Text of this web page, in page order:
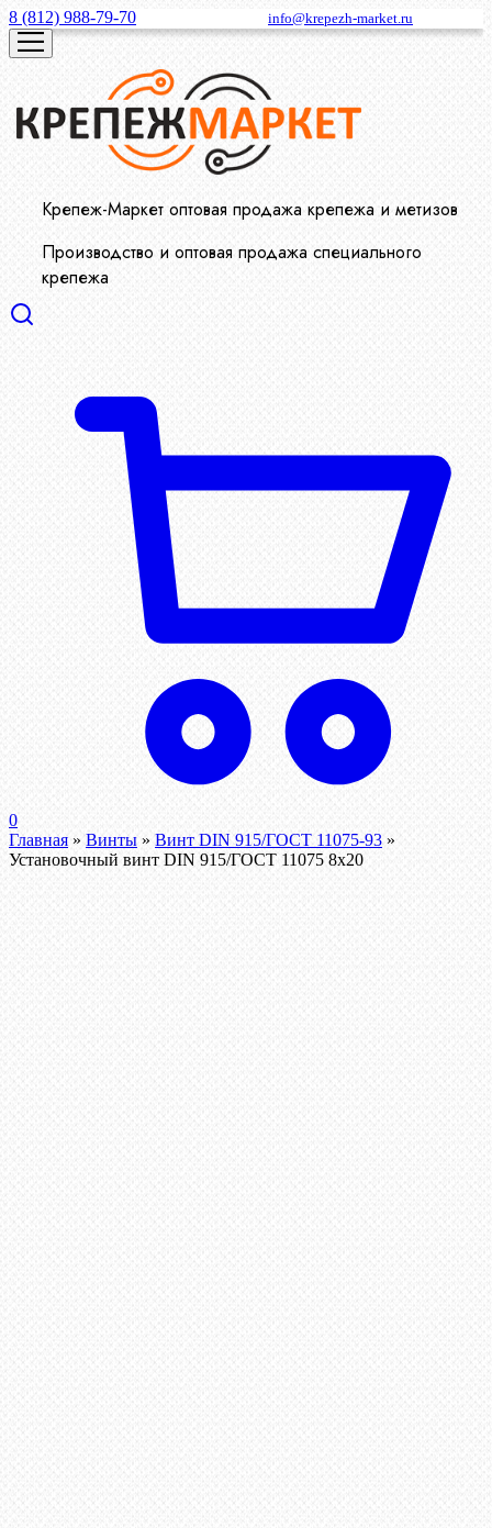
8 (812) 988-79-70 info@krepezh-market.ru
Крепеж-Маркет оптовая продажа крепежа и метизов
Производство и оптовая продажа специального
крепежа
0
Главная » Винты » Винт DIN 915/ГОСТ 11075-93 »
Установочный винт DIN 915/ГОСТ 11075 8х20